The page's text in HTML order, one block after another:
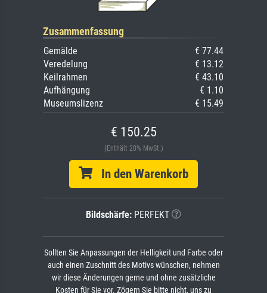
Zusammenfassung
Gemälde
€ 77.44
Veredelung
€ 13.12
Keilrahmen
€ 43.10
Aufhängung
€ 1.10
Museumslizenz
€ 15.49
€ 150.25
(Enthält 20% MwSt.)
In den Warenkorb
Bildschärfe: PERFEKT
Sollten Sie Anpassungen der Helligkeit und Farbe oder
auch einen Zuschnitt des Motivs wünschen, nehmen
wir diese Änderungen gerne und ohne zusätzliche
Kosten für Sie vor. Zögern Sie bitte nicht, uns zu